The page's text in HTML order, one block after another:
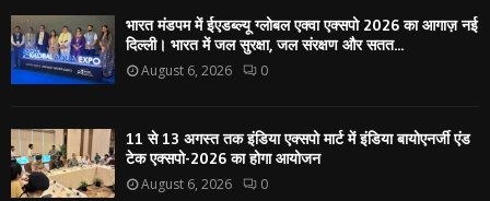
भारत मंडपम में ईएडब्ल्यू ग्लोबल एक्वा एक्सपो 2026 का आगाज़ नई
दिल्ली। भारत में जल सुरक्षा, जल संरक्षण और सतत...
August 6, 2026 0
11 से 13 अगस्त तक इंडिया एक्सपो मार्ट में इंडिया बायोएनर्जी एंड
टेक एक्सपो-2026 का होगा आयोजन
August 6, 2026 0